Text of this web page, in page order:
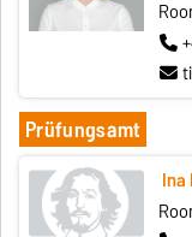
Prüfungsamt
Ina